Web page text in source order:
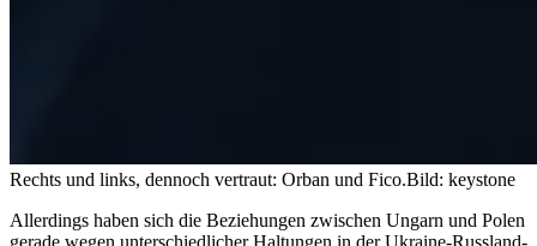
Rechts und links, dennoch vertraut: Orban und Fico.Bild: keystone
Allerdings haben sich die Beziehungen zwischen Ungarn und Polen
gerade wegen unterschiedlicher Haltungen in der Ukraine-Russland-